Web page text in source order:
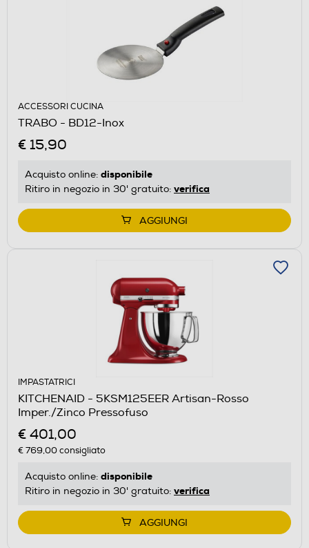
ACCESSORI CUCINA
TRABO - BD12-Inox
€ 15,90
Acquisto online: disponibile
Ritiro in negozio in 30' gratuito: verifica
AGGIUNGI
IMPASTATRICI
KITCHENAID - 5KSM125EER Artisan-Rosso
Imper./Zinco Pressofuso
€ 401,00
€ 769,00consigliato
Acquisto online: disponibile
Ritiro in negozio in 30' gratuito: verifica
AGGIUNGI